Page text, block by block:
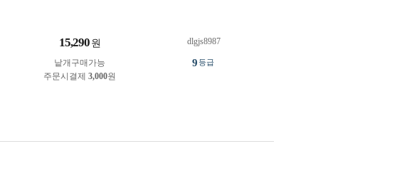
15,290 원
낱개구매가능
주문시결제 3,000원
dlgjs8987
9등급